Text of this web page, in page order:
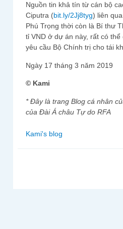
Nguồn tin khả tín từ cán bộ
Ciputra (bit.ly/2Jj8tyg) liên
Phú Trọng thời còn là Bí thư
tỉ VND ở dự án này, rất có
yêu cầu Bộ Chính trị cho tái
Ngày 17 tháng 3 năm 2019
© Kami
* Đây là trang Blog cá nhân
của Đài Á châu Tự do RFA
Kami's blog